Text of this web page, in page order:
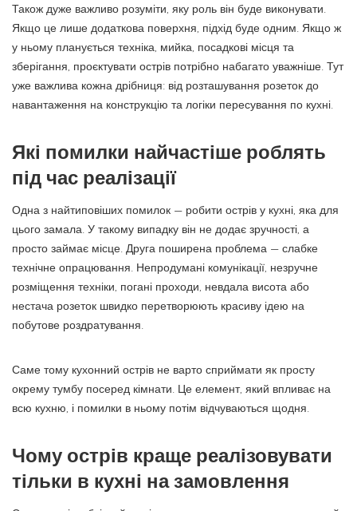
Також дуже важливо розуміти, яку роль він буде виконувати.
Якщо це лише додаткова поверхня, підхід буде одним. Якщо ж
у ньому планується техніка, мийка, посадкові місця та
зберігання, проєктувати острів потрібно набагато уважніше. Тут
уже важлива кожна дрібниця: від розташування розеток до
навантаження на конструкцію та логіки пересування по кухні.
Які помилки найчастіше роблять
під час реалізації
Одна з найтиповіших помилок — робити острів у кухні, яка для
цього замала. У такому випадку він не додає зручності, а
просто займає місце. Друга поширена проблема — слабке
технічне опрацювання. Непродумані комунікації, незручне
розміщення техніки, погані проходи, невдала висота або
нестача розеток швидко перетворюють красиву ідею на
побутове роздратування.
Саме тому кухонний острів не варто сприймати як просту
окрему тумбу посеред кімнати. Це елемент, який впливає на
всю кухню, і помилки в ньому потім відчуваються щодня.
Чому острів краще реалізовувати
тільки в кухні на замовлення